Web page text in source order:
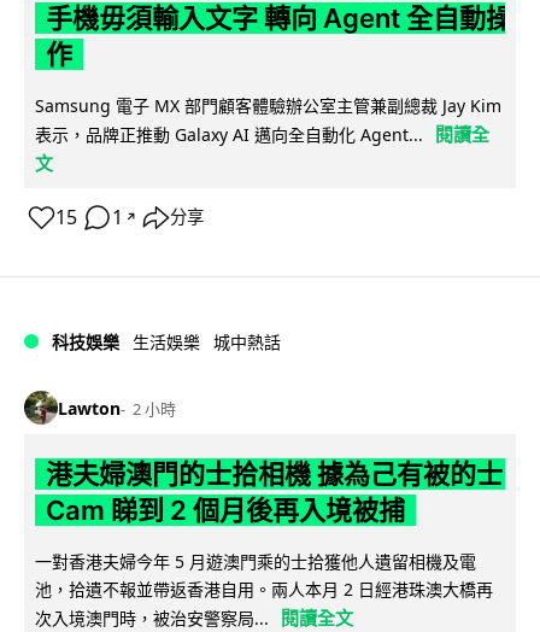
手機毋須輸入文字 轉向 Agent 全自動操
作
Samsung 電子 MX 部門顧客體驗辦公室主管兼副總裁 Jay Kim
表示，品牌正推動 Galaxy AI 邁向全自動化 Agent...
閱讀全
文
15 1 ↗ 分享
科技娛樂 生活娛樂 城中熱話
Lawton 2 小時
港夫婦澳門的士拾相機 據為己有被的士
Cam 睇到 2 個月後再入境被捕
一對香港夫婦今年 5 月遊澳門乘的士拾獲他人遺留相機及電
池，拾遺不報並帶返香港自用。兩人本月 2 日經港珠澳大橋再
次入境澳門時，被治安警察局...
閱讀全文